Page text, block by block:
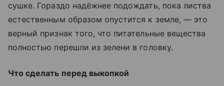
сушке. Гораздо надёжнее подождать, пока листва
естественным образом опустится к земле, — это
верный признак того, что питательные вещества
полностью перешли из зелени в головку.
Что сделать перед выкопкой